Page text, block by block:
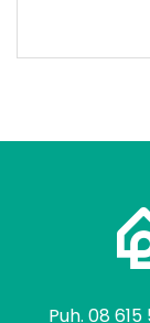
Puh. 08 615